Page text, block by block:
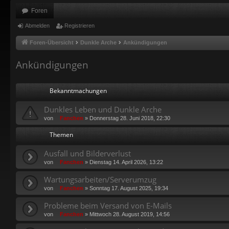
Foren
Abmelden Registrieren
Foren-Übersicht Dunkle Arche Ankündigungen
Ankündigungen
Bekanntmachungen
Dunkles Leben und Dunkle Arche
von Fanchen » Donnerstag 28. Juni 2018, 22:30
Themen
Ausfall und Bilderverlust
von Fanchen » Dienstag 14. April 2026, 13:22
Wartungsarbeiten/Serverumzug
von Fanchen » Sonntag 17. August 2025, 19:34
Probleme beim Versand von E-Mails
von Fanchen » Mittwoch 28. August 2019, 14:56